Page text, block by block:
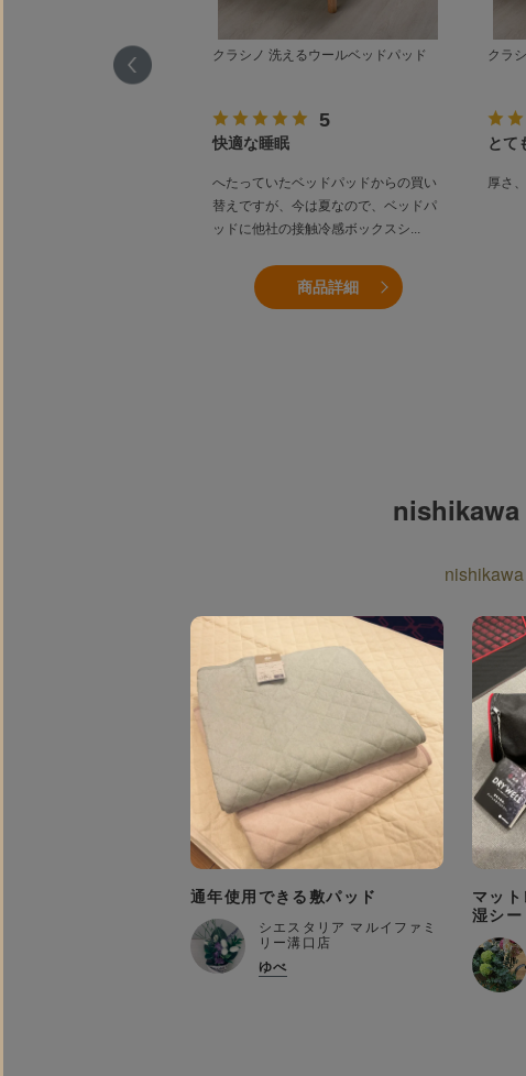
クラシノ 洗えるウールベッドパッド
快適な睡眠
へたっていたベッドパッドからの買い
替えですが、今は夏なので、ベッドパ
ッドに他社の接触冷感ボックスシ...
商品詳細
クラ
とて
厚さ
nishikawa
nishikawa
通年使用できる敷パッド
シエスタリア マルイファミ
リー溝口店
ゆべ
マッ
湿シー